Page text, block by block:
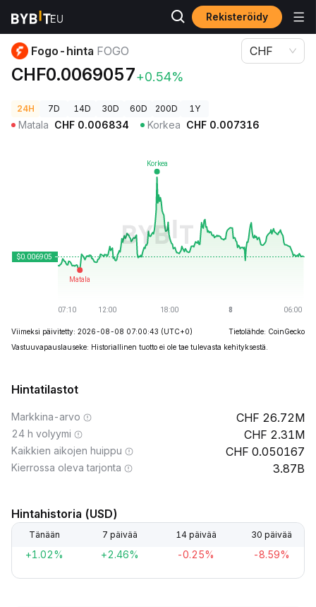
Rekisteröidy
Kryptohinnat
Fogo-hinta FOGO
CHF0.0069057+0.54%
CHF
24H 7D 14D 30D 60D 200D 1Y
Matala CHF 0.006834 Korkea CHF 0.007316
Viimeksi päivitetty: 2026-08-08 07:00:43 (UTC+0)
Tietolähde: CoinGecko
Vastuuvapauslauseke: Historiallinen tuotto ei ole tae tulevasta kehityksestä.
Hintatilastot
Markkina-arvo 26.72M
24 h volyymi 2.31M
Kaikkien aikojen huippu 0.050167
Kierrossa oleva tarjonta 3.87B
Hintahistoria (USD)
Tänään 7 päivää 14 päivää 30 päivää
+1.02% +2.46% -0.25% -8.59%